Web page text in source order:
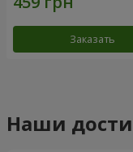
Заказать
Наши